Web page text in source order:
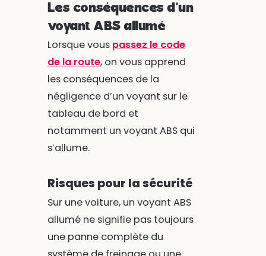
Les conséquences d’un
voyant ABS allumé
Lorsque vous passez le code
de la route, on vous apprend
les conséquences de la
négligence d’un voyant sur le
tableau de bord et
notamment un voyant ABS qui
s’allume.
Risques pour la sécurité
Sur une voiture, un voyant ABS
allumé ne signifie pas toujours
une panne complète du